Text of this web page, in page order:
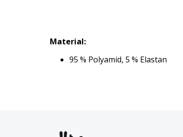
Material:
95 % Polyamid, 5 % Elastan